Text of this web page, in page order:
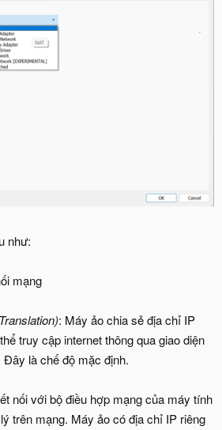
như:
mạng
: Máy ảo chia sẻ địa chỉ IP
truy cập internet thông qua giao diện
là chế độ mặc định.
nối với bộ điều hợp mạng của máy tính
trên mạng. Máy ảo có địa chỉ IP riêng